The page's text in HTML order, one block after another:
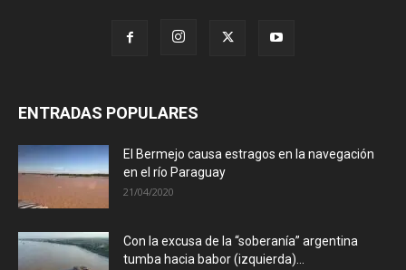
ENTRADAS POPULARES
El Bermejo causa estragos en la navegación
en el río Paraguay
21/04/2020
Con la excusa de la “soberanía” argentina
tumba hacia babor (izquierda)...